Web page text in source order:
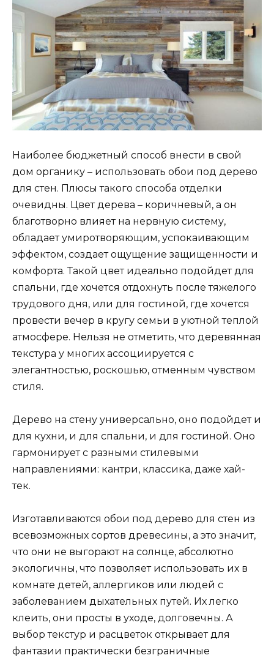
Наиболее бюджетный способ внести в свой
дом органику – использовать обои под дерево
для стен. Плюсы такого способа отделки
очевидны. Цвет дерева – коричневый, а он
благотворно влияет на нервную систему,
обладает умиротворяющим, успокаивающим
эффектом, создает ощущение защищенности и
комфорта. Такой цвет идеально подойдет для
спальни, где хочется отдохнуть после тяжелого
трудового дня, или для гостиной, где хочется
провести вечер в кругу семьи в уютной теплой
атмосфере. Нельзя не отметить, что деревянная
текстура у многих ассоциируется с
элегантностью, роскошью, отменным чувством
стиля.
Дерево на стену универсально, оно подойдет и
для кухни, и для спальни, и для гостиной. Оно
гармонирует с разными стилевыми
направлениями: кантри, классика, даже хай-
тек.
Изготавливаются обои под дерево для стен из
всевозможных сортов древесины, а это значит,
что они не выгорают на солнце, абсолютно
экологичны, что позволяет использовать их в
комнате детей, аллергиков или людей с
заболеванием дыхательных путей. Их легко
клеить, они просты в уходе, долговечны. А
выбор текстур и расцветок открывает для
фантазии практически безграничные